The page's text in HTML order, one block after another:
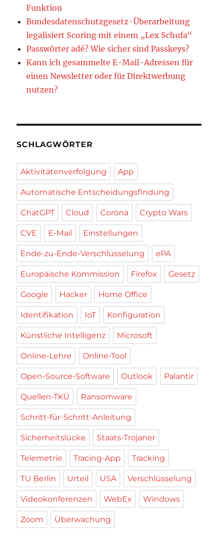
Funktion
Bundesdatenschutzgesetz-Überarbeitung
legalisiert Scoring mit einem „Lex Schufa“
Passwörter adé? Wie sicher sind Passkeys?
Kann ich gesammelte E-Mail-Adressen für
einen Newsletter oder für Direktwerbung
nutzen?
SCHLAGWÖRTER
Aktivitätenverfolgung App
Automatische Entscheidungsfindung
ChatGPT Cloud Corona Crypto Wars
CVE E-Mail Einstellungen
Ende-zu-Ende-Verschlüsselung ePA
Europäische Kommission Firefox Gesetz
Google Hacker Home Office
Identifikation IoT Konfiguration
Künstliche Intelligenz Microsoft
Online-Lehre Online-Tool
Open-Source-Software Outlook Palantir
Quellen-TKÜ Ransomware
Schritt-für-Schritt-Anleitung
Sicherheitslücke Staats-Trojaner
Telemetrie Tracing-App Tracking
TU Berlin Urteil USA Verschlüsselung
Videokonferenzen WebEx Windows
Zoom Überwachung